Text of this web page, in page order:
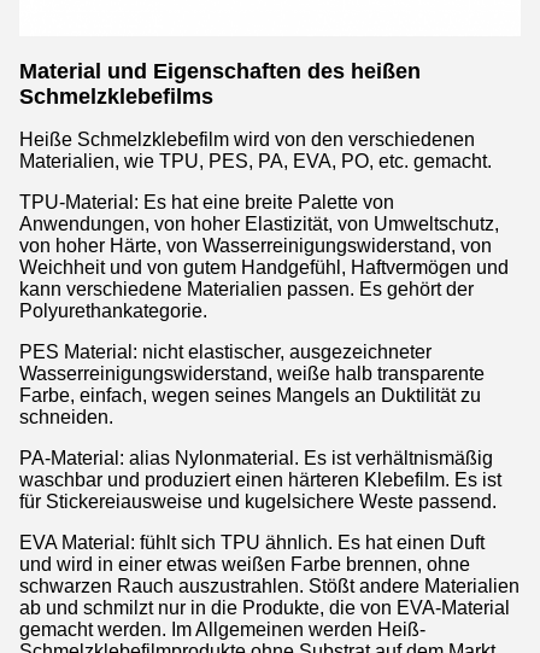
Material und Eigenschaften des heißen
Schmelzklebefilms
Heiße Schmelzklebefilm wird von den verschiedenen
Materialien, wie TPU, PES, PA, EVA, PO, etc. gemacht.
TPU-Material: Es hat eine breite Palette von
Anwendungen, von hoher Elastizität, von Umweltschutz,
von hoher Härte, von Wasserreinigungswiderstand, von
Weichheit und von gutem Handgefühl, Haftvermögen und
kann verschiedene Materialien passen. Es gehört der
Polyurethankategorie.
PES Material: nicht elastischer, ausgezeichneter
Wasserreinigungswiderstand, weiße halb transparente
Farbe, einfach, wegen seines Mangels an Duktilität zu
schneiden.
PA-Material: alias Nylonmaterial. Es ist verhältnismäßig
waschbar und produziert einen härteren Klebefilm. Es ist
für Stickereiausweise und kugelsichere Weste passend.
EVA Material: fühlt sich TPU ähnlich. Es hat einen Duft
und wird in einer etwas weißen Farbe brennen, ohne
schwarzen Rauch auszustrahlen. Stößt andere Materialien
ab und schmilzt nur in die Produkte, die von EVA-Material
gemacht werden. Im Allgemeinen werden Heiß-